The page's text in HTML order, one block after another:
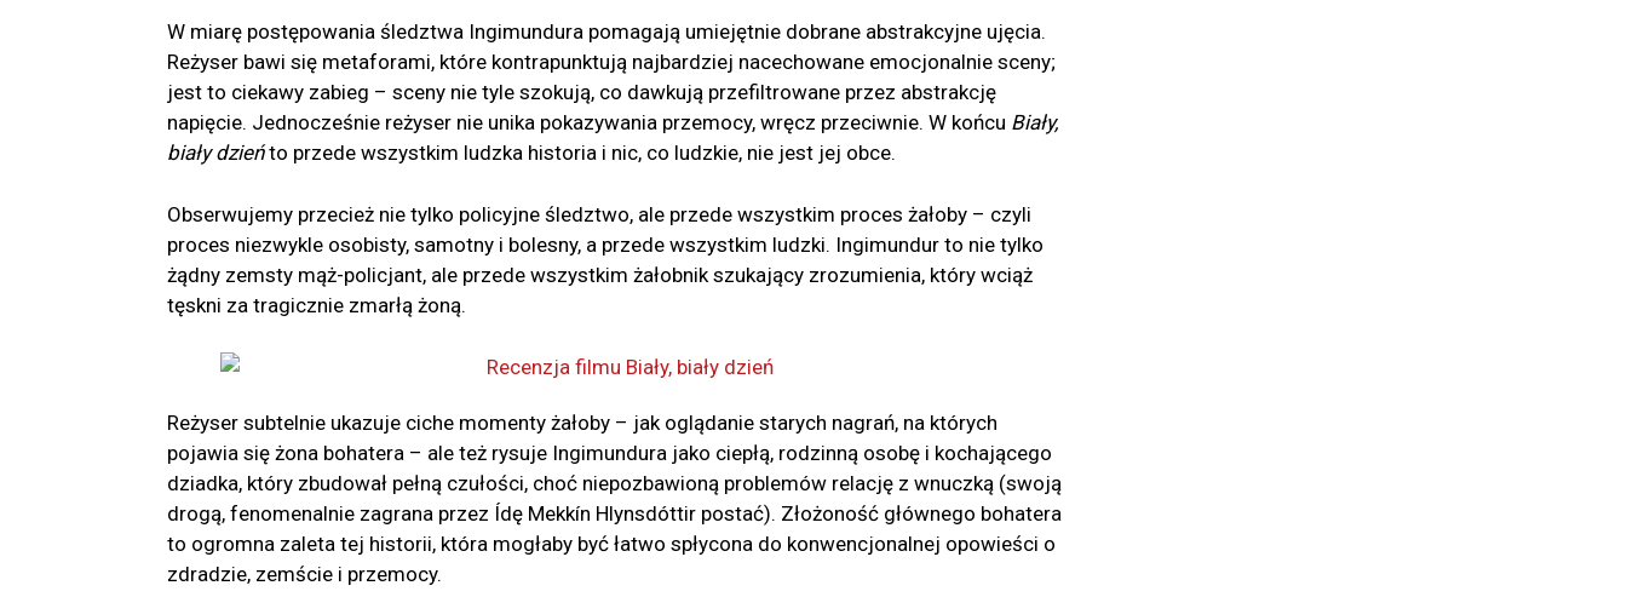
W miarę postępowania śledztwa Ingimundura pomagają umiejętnie dobrane abstrakcyjne ujęcia.
Reżyser bawi się metaforami, które kontrapunktują najbardziej nacechowane emocjonalnie sceny;
jest to ciekawy zabieg – sceny nie tyle szokują, co dawkują przefiltrowane przez abstrakcję
napięcie. Jednocześnie reżyser nie unika pokazywania przemocy, wręcz przeciwnie. W końcu Biały,
biały dzieńto przede wszystkim ludzka historia i nic, co ludzkie, nie jest jej obce.
Obserwujemy przecież nie tylko policyjne śledztwo, ale przede wszystkim proces żałoby – czyli
proces niezwykle osobisty, samotny i bolesny, a przede wszystkim ludzki. Ingimundur to nie tylko
żądny zemsty mąż-policjant, ale przede wszystkim żałobnik szukający zrozumienia, który wciąż
tęskni za tragicznie zmarłą żoną.
Reżyser subtelnie ukazuje ciche momenty żałoby – jak oglądanie starych nagrań, na których
pojawia się żona bohatera – ale też rysuje Ingimundura jako ciepłą, rodzinną osobę i kochającego
dziadka, który zbudował pełną czułości, choć niepozbawioną problemów relację z wnuczką (swoją
drogą, fenomenalnie zagrana przez Ídę Mekkín Hlynsdóttir postać). Złożoność głównego bohatera
to ogromna zaleta tej historii, która mogłaby być łatwo spłycona do konwencjonalnej opowieści o
zdradzie, zemście i przemocy.